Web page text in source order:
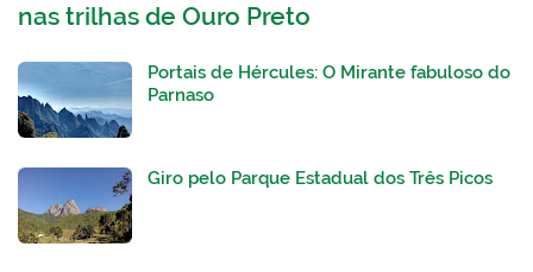
nas trilhas de Ouro Preto
Portais de Hércules: O Mirante fabuloso do
Parnaso
Giro pelo Parque Estadual dos Três Picos